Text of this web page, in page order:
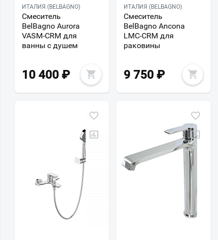
ИТАЛИЯ (BELBAGNO)
Смеситель
BelBagno Aurora
VASM-CRM для
ванны с душем
10 400 ₽
ИТАЛИЯ (BELBAGNO)
Смеситель
BelBagno Ancona
LMC-CRM для
раковины
9 750 ₽